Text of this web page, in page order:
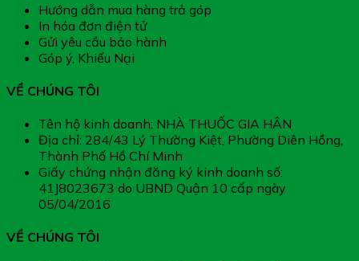
Hướng dẫn mua hàng trả góp
In hóa đơn điện tử
Gửi yêu cầu bảo hành
Góp ý, Khiếu Nại
VỀ CHÚNG TÔI
Tên hộ kinh doanh: NHÀ THUỐC GIA HÂN
Địa chỉ: 284/43 Lý Thường Kiệt, Phường Diên Hồng,
Thành Phố Hồ Chí Minh
Giấy chứng nhận đăng ký kinh doanh số:
41J8023673 do UBND Quận 10 cấp ngày
05/04/2016
VỀ CHÚNG TÔI